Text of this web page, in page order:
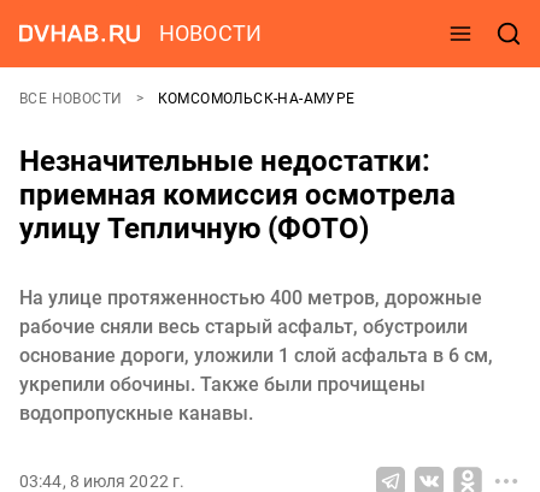
НОВОСТИ
ВСЕ НОВОСТИ КОМСОМОЛЬСК-НА-АМУРЕ
Незначительные недостатки:
приемная комиссия осмотрела
улицу Тепличную (ФОТО)
На улице протяженностью 400 метров, дорожные
рабочие сняли весь старый асфальт, обустроили
основание дороги, уложили 1 слой асфальта в 6 см,
укрепили обочины. Также были прочищены
водопропускные канавы.
03:44, 8 июля 2022 г.